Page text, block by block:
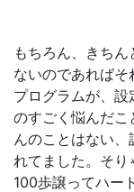
もちろん、きち
ないのであれば
プログラムが、
のすごく悩んだこ
んのことはない、
れてました。そり
100歩譲ってハー